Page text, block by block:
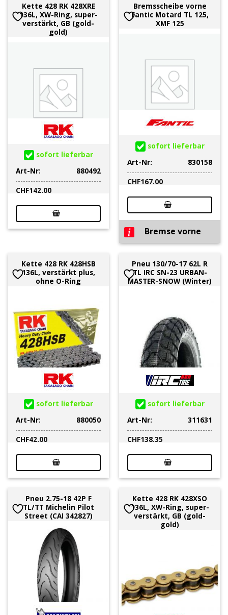
Kette 428 RK 428XRE
136L, XW-Ring, super-
verstärkt, GB (gold-
gold)
sofort lieferbar
Art-Nr:
880492
CHF142.00
Bremsscheibe vorne
Fantic Motard TL 125,
XMF 125
sofort lieferbar
Art-Nr:
830158
CHF167.00
Bremse vorne
Kette 428 RK 428HSB
136L, verstärkt plus,
ohne O-Ring
sofort lieferbar
Art-Nr:
880050
CHF42.00
Pneu 130/70-17 62L R
TL IRC SN-23 URBAN-
MASTER-SNOW (Winter)
sofort lieferbar
Art-Nr:
311631
CHF138.35
Pneu 2.75-18 42P F
TL/TT Michelin Pilot
Street (CAI 342827)
Kette 428 RK 428XSO
136L, XW-Ring, super-
verstärkt, GB (gold-
gold)